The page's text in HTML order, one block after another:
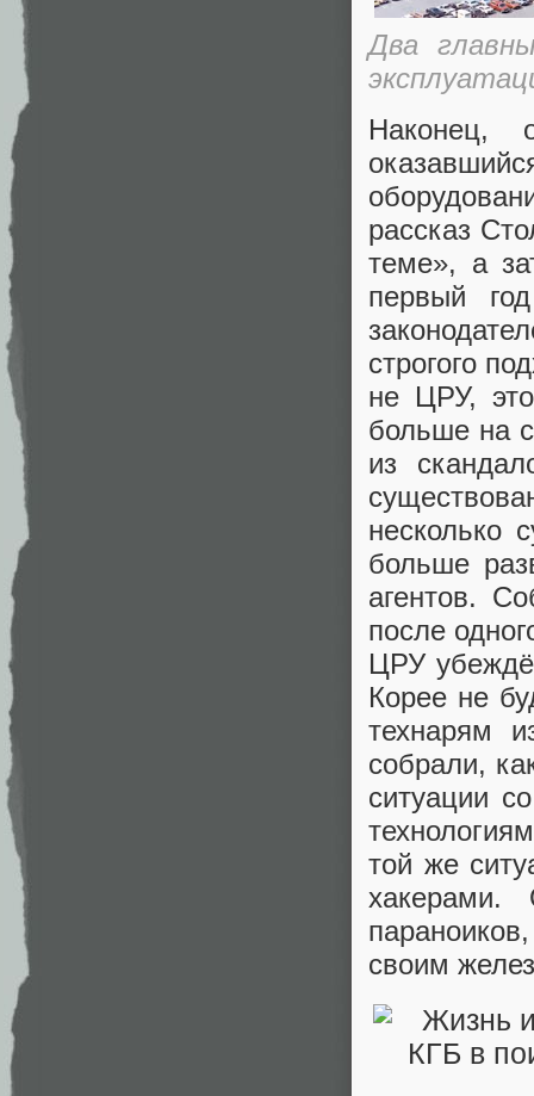
Два
Наконец,
рассказ
теме», а
первый
строгого
не ЦРУ,
больше на
из
несколько
больше
агентов.
после
ЦРУ
Корее не
технарям
собрали,
ситуации
той же
хакерами.
своим